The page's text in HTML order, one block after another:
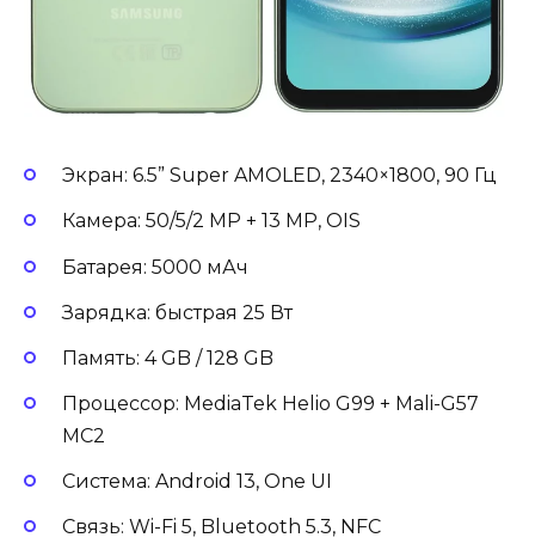
Экран: 6.5” Super AMOLED, 2340×1800, 90 Гц
Камера: 50/5/2 MP + 13 MP, OIS
Батарея: 5000 мАч
Зарядка: быстрая 25 Вт
Память: 4 GB / 128 GB
Процессор: MediaTek Helio G99 + Mali-G57
MC2
Система: Android 13, One UI
Связь: Wi-Fi 5, Bluetooth 5.3, NFC